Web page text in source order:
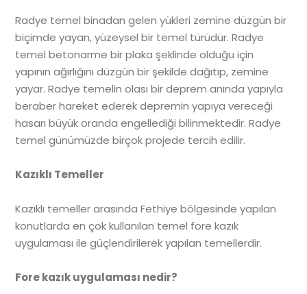
Radye temel binadan gelen yükleri zemine düzgün bir
biçimde yayan, yüzeysel bir temel türüdür. Radye
temel betonarme bir plaka şeklinde olduğu için
yapının ağırlığını düzgün bir şekilde dağıtıp, zemine
yayar. Radye temelin olası bir deprem anında yapıyla
beraber hareket ederek depremin yapıya vereceği
hasarı büyük oranda engellediği bilinmektedir. Radye
temel günümüzde birçok projede tercih edilir.
Kazıklı Temeller
Kazıklı temeller arasında Fethiye bölgesinde yapılan
konutlarda en çok kullanılan temel fore kazık
uygulaması ile güçlendirilerek yapılan temellerdir.
Fore kazık uygulaması nedir?